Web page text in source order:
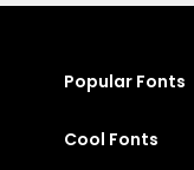
Popular Fonts
Cool Fonts